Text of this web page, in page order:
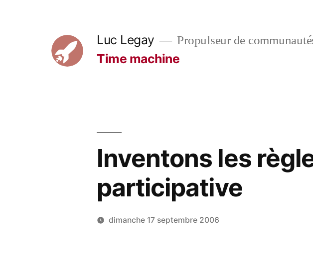
Luc Legay Propulseur de
Time machine
Inventons les
participative
dimanche 17 septembre 2006